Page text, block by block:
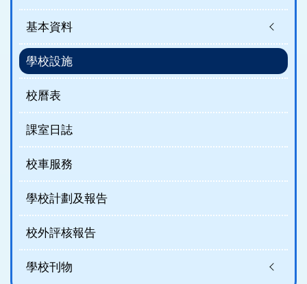
基本資料
學校設施
校曆表
課室日誌
校車服務
學校計劃及報告
校外評核報告
學校刊物